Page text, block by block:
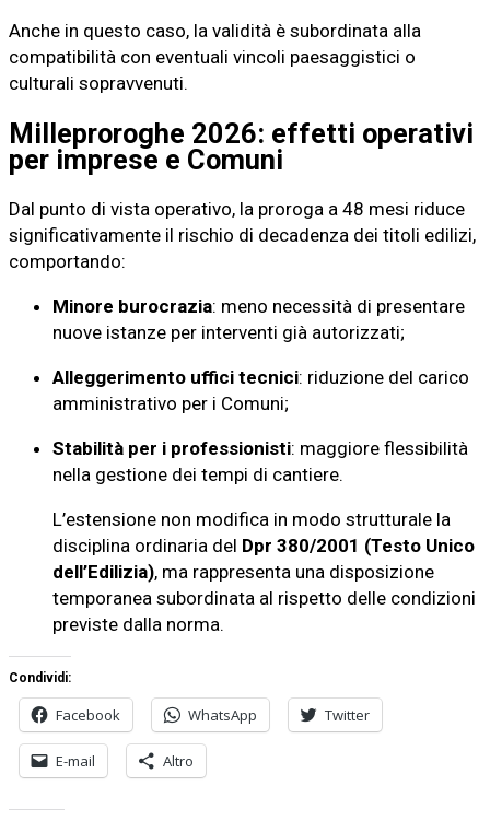
Anche in questo caso, la validità è subordinata alla
compatibilità con eventuali vincoli paesaggistici o
culturali sopravvenuti.
Milleproroghe 2026: effetti operativi
per imprese e Comuni
Dal punto di vista operativo, la proroga a 48 mesi riduce
significativamente il rischio di decadenza dei titoli edilizi,
comportando:
Minore burocrazia: meno necessità di presentare
nuove istanze per interventi già autorizzati;
Alleggerimento uffici tecnici: riduzione del carico
amministrativo per i Comuni;
Stabilità per i professionisti: maggiore flessibilità
nella gestione dei tempi di cantiere.
L’estensione non modifica in modo strutturale la
disciplina ordinaria del Dpr 380/2001 (Testo Unico
dell’Edilizia), ma rappresenta una disposizione
temporanea subordinata al rispetto delle condizioni
previste dalla norma.
Condividi:
Facebook WhatsApp Twitter
E-mail Altro